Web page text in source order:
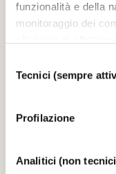
funzionalità e della
monitoraggio dei
TUTTI”, l’utente
tecnici, inclusi
social. Il consenso
qualsiasi momento.
sinistra dello
delTecnici (sempre
Profilazione
Analitici (non